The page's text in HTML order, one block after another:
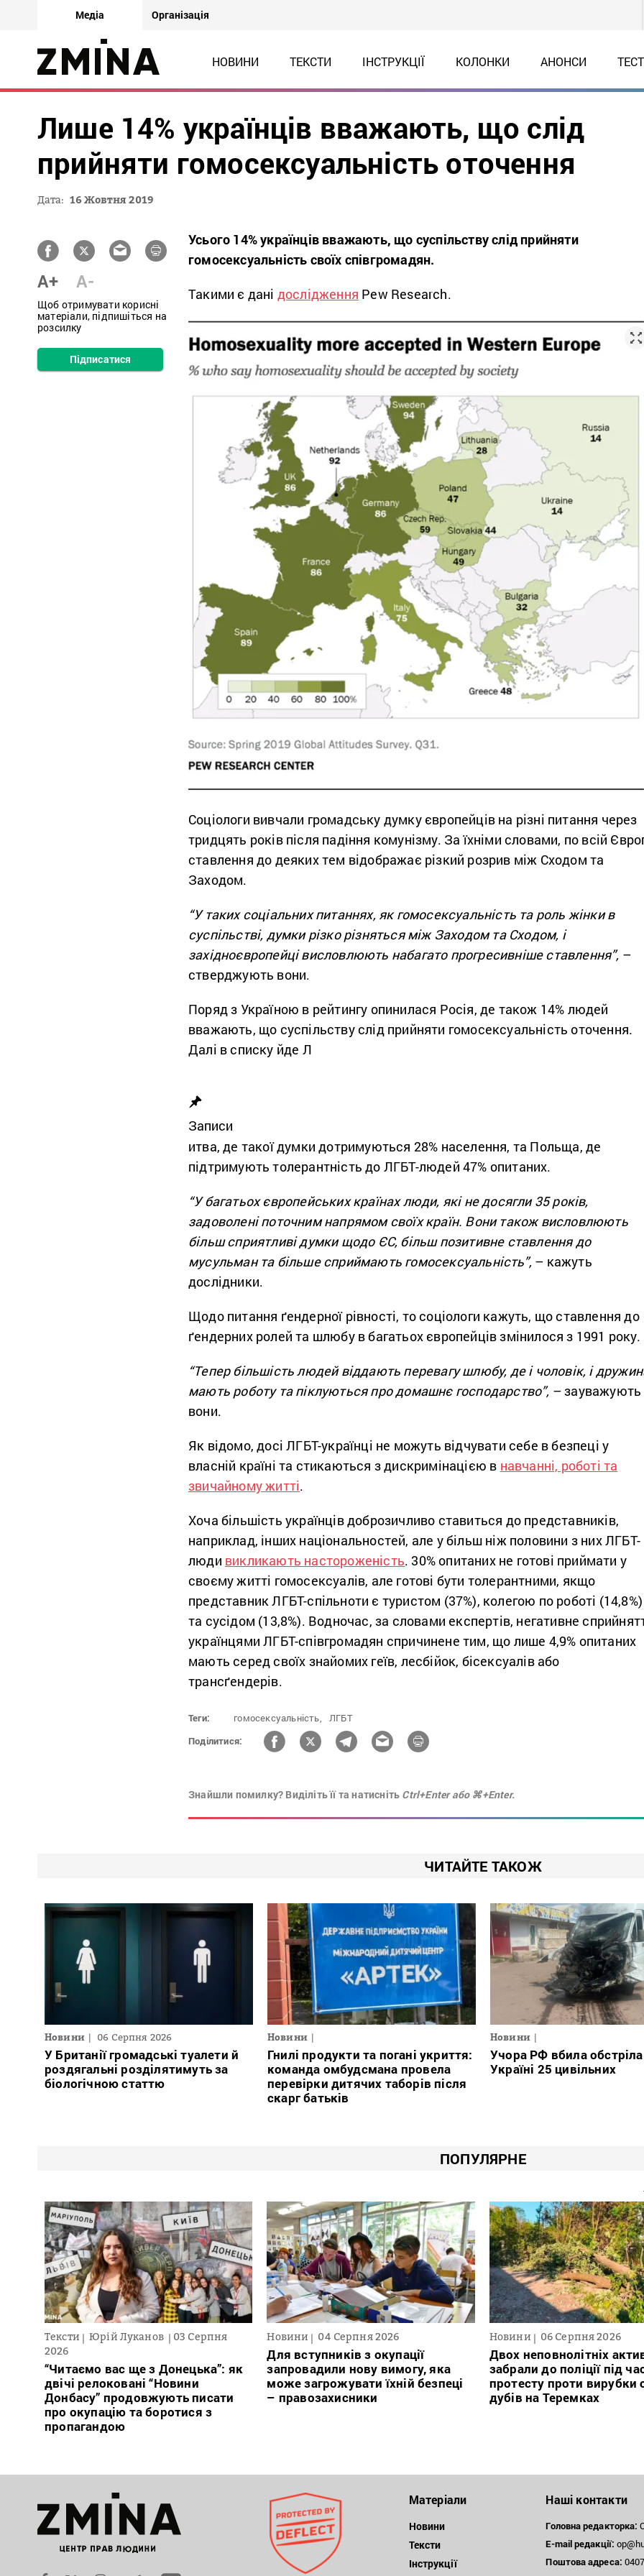
Медіа Організація
НОВИНИ ТЕКСТИ ІНСТРУКЦІЇ КОЛОНКИ АНОНСИ
Лише 14% українців вважають, що слід
прийняти гомосексуальність оточення
Дата: 16 Жовтня 2019
A+ A-
Щоб отримувати корисні
матеріали, підпишіться на
розсилку
Підписатися
Усього 14% українців вважають, що суспільству слід прийняти
гомосексуальність своїх співгромадян.
Такими є дані дослідження Pew Research.
Соціологи вивчали громадську думку європейців на різні питання через
тридцять років після падіння комунізму. За їхніми словами, по всій
ставлення до деяких тем відображає різкий розрив між Сходом та
Заходом.
“У таких соціальних питаннях, як гомосексуальність та роль жінки в
суспільстві, думки різко різняться між Заходом та Сходом, і
західноєвропейці висловлюють набагато прогресивніше ставлення”, –
стверджують вони.
Поряд з Україною в рейтингу опинилася Росія, де також 14% людей
вважають, що суспільству слід прийняти гомосексуальність оточення.
Далі в списку йде Л
Записи
итва, де такої думки дотримуються 28% населення, та Польща, де
підтримують толерантність до ЛГБТ-людей 47% опитаних.
“У багатьох європейських країнах люди, які не досягли 35 років,
задоволені поточним напрямом своїх країн. Вони також висловлюють
більш сприятливі думки щодо ЄС, більш позитивне ставлення до
мусульман та більше сприймають гомосексуальність”, – кажуть
дослідники.
Щодо питання ґендерної рівності, то соціологи кажуть, що ставлення до
ґендерних ролей та шлюбу в багатьох європейців змінилося з 1991 року.
“Тепер більшість людей віддають перевагу шлюбу, де і чоловік, і
мають роботу та піклуються про домашнє господарство”, – зауважують
вони.
Як відомо, досі ЛГБТ-українці не можуть відчувати себе в безпеці у
власній країні та стикаються з дискримінацією в навчанні, роботі та
звичайному житті.
Хоча більшість українців доброзичливо ставиться до представників,
наприклад, інших національностей, але у більш ніж половини з них ЛГБТ-
люди викликають настороженість. 30% опитаних не готові приймати у
своєму житті гомосексуалів, але готові бути толерантними, якщо
представник ЛГБТ-спільноти є туристом (37%), колегою по роботі (14,8%)
та сусідом (13,8%). Водночас, за словами експертів, негативне
українцями ЛГБТ-співгромадян спричинене тим, що лише 4,9% опитаних
мають серед своїх знайомих геїв, лесбійок, бісексуалів або
трансґендерів.
Теги: гомосексуальність,
ЛГБТ
Поділитися:
Знайшли помилку? Виділіть її та натисніть Ctrl+Enter або ⌘+Enter.
ЧИТАЙТЕ ТАКОЖ
Новини 06 Серпня 2026
У Британії громадські туалети й
роздягальні розділятимуть за
біологічною статтю
Новини
Гнилі продукти та погані укриття:
команда омбудсмана провела
перевірки дитячих таборів після
скарг батьків
Новини
Учора РФ вбила
Україні 25 цивільних
ПОПУЛЯРНЕ
Тексти Юрій Луканов
03 Серпня
2026
“Читаємо вас ще з Донецька”: як
двічі релоковані “Новини
Донбасу” продовжують писати
про окупацію та боротися з
пропагандою
Новини 04 Серпня 2026
Для вступників з окупації
запровадили нову вимогу, яка
може загрожувати їхній безпеці
– правозахисники
Новини 06 Серпня 2026
Двох неповнолітніх
забрали до поліції під
протесту проти вирубки
дубів на Теремках
Матеріали
Новини
Тексти
Інструкції
Наші контакти
Головна редакторка:
E-mail редакції:
Поштоваадреса: